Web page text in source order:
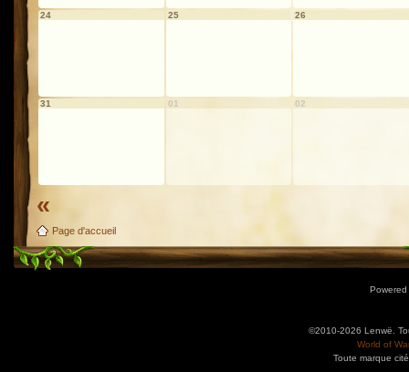
24 25 26
31 01 02
«
Page d'accueil
©2010-2026 Lenwë.
World of
Toute marque